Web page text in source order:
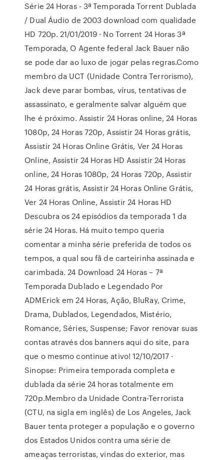
Série 24 Horas - 3ª Temporada Torrent Dublada
/ Dual Áudio de 2003 download com qualidade
HD 720p. 21/01/2019 · No Torrent 24 Horas 3ª
Temporada, O Agente federal Jack Bauer não
se pode dar ao luxo de jogar pelas regras.Como
membro da UCT (Unidade Contra Terrorismo),
Jack deve parar bombas, vírus, tentativas de
assassinato, e geralmente salvar alguém que
lhe é próximo. Assistir 24 Horas online, 24 Horas
1080p, 24 Horas 720p, Assistir 24 Horas grátis,
Assistir 24 Horas Online Grátis, Ver 24 Horas
Online, Assistir 24 Horas HD Assistir 24 Horas
online, 24 Horas 1080p, 24 Horas 720p, Assistir
24 Horas grátis, Assistir 24 Horas Online Grátis,
Ver 24 Horas Online, Assistir 24 Horas HD
Descubra os 24 episódios da temporada 1 da
série 24 Horas. Há muito tempo queria
comentar a minha série preferida de todos os
tempos, a qual sou fã de carteirinha assinada e
carimbada. 24 Download 24 Horas – 7ª
Temporada Dublado e Legendado Por
ADMErick em 24 Horas, Ação, BluRay, Crime,
Drama, Dublados, Legendados, Mistério,
Romance, Séries, Suspense; Favor renovar suas
contas através dos banners aqui do site, para
que o mesmo continue ativo! 12/10/2017 ·
Sinopse: Primeira temporada completa e
dublada da série 24 horas totalmente em
720p.Membro da Unidade Contra-Terrorista
(CTU, na sigla em inglês) de Los Angeles, Jack
Bauer tenta proteger a população e o governo
dos Estados Unidos contra uma série de
ameaças terroristas, vindas do exterior, mas